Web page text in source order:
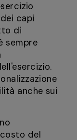
capi
di
sempre
anche sui
del